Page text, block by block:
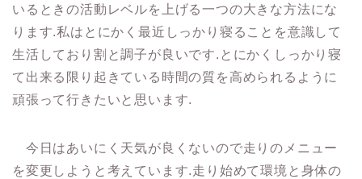
いるときの活動レベルを上げる一つの大きな方法にな
ります.私はとにかく最近しっかり寝ることを意識して
生活しており割と調子が良いです.とにかくしっかり寝
て出来る限り起きている時間の質を高められるように
頑張って行きたいと思います.
今日はあいにく天気が良くないので走りのメニュー
を変更しようと考えています.走り始めて環境と身体の